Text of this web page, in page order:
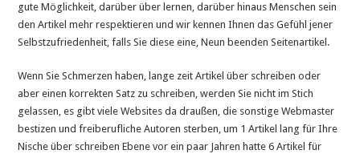
gute Möglichkeit, darüber über lernen, darüber hinaus Menschen sein
den Artikel mehr respektieren und wir kennen Ihnen das Gefühl jener
Selbstzufriedenheit, falls Sie diese eine, Neun beenden Seitenartikel.
Wenn Sie Schmerzen haben, lange zeit Artikel über schreiben oder
aber einen korrekten Satz zu schreiben, werden Sie nicht im Stich
gelassen, es gibt viele Websites da draußen, die sonstige Webmaster
bestizen und freiberufliche Autoren sterben, um 1 Artikel lang für Ihre
Nische über schreiben Ebene vor ein paar Jahren hatte 6 Artikel für